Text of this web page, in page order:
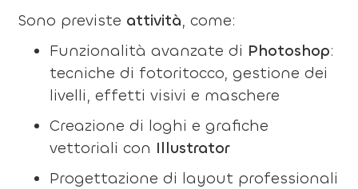
Sono previste attività, come:
Funzionalità avanzate di Photoshop:
tecniche di fotoritocco, gestione dei
livelli, effetti visivi e maschere
Creazione di loghi e grafiche
vettoriali con Illustrator
Progettazione di layout professionali